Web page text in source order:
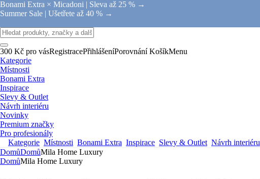
Bonami Extra × Micadoni | Sleva až 25 % →
Summer Sale | Ušetřete až 40 % →
300 Kč pro vásRegistracePřihlášeníPorovnání KošíkMenu
Kategorie
Místnosti
Bonami Extra
Inspirace
Slevy & Outlet
Návrh interiéru
Novinky
Premium značky
Pro profesionály
Kategorie Místnosti Bonami Extra Inspirace Slevy & Outlet Návrh interiéru
DomůDomůMila Home Luxury
DomůMila Home Luxury